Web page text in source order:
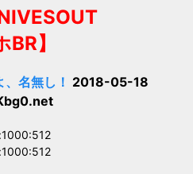
】
名無し！ 2018-05-18